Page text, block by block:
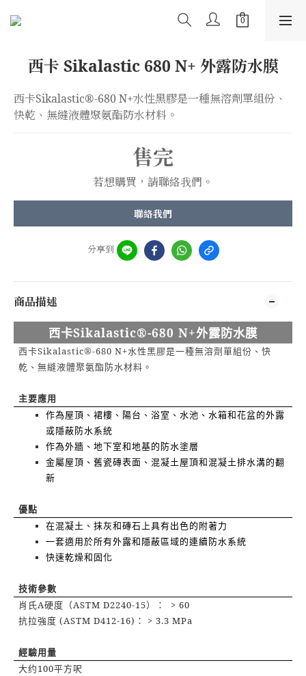
西卡 Sikalastic 680 N+ 外露防水膜
西卡Sikalastic®-680 N+水性黑膠是一種無溶劑單組份、
快乾、無縫液體聚氨酯防水材料。
售完
若想購買，請聯絡我們。
聯絡我們
分享到
商品描述
西卡Sikalastic®-680 N+外露防水膜
西卡Sikalastic®-680 N+水性黑膠是一種無溶劑單組份、快
乾、無縫液體聚氨酯防水材料。
主要應用
作為屋頂、裙樓、陽台、浴室、水池、水箱和花盆的外露
或隱蔽防水系統
作為外牆、地下室和地基的防水塗層
金屬屋頂、舊瓷磚表面、混凝土屋頂和混凝土排水溝的翻
新
優點
在混凝土、抹灰和磚石上具有出色的附著力
一套適用於所有外露和隱蔽區域的連續防水系統
快速乾燥和固化
技術參數
肖氏A硬度（ASTM D2240-15）： > 60
抗拉強度 (ASTM D412-16) ： > 3.3 MPa
經驗用量
大约 100平方呎